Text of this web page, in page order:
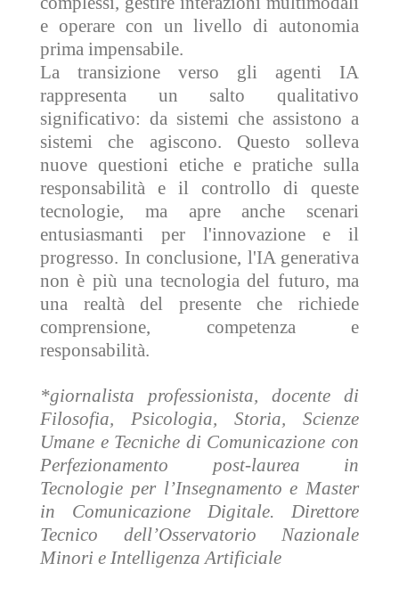
e operare con un livello di autonomia
prima impensabile.
La transizione verso gli agenti IA
rappresenta un salto qualitativo
significativo: da sistemi che assistono a
sistemi che agiscono. Questo solleva
nuove questioni etiche e pratiche sulla
responsabilità e il controllo di queste
tecnologie, ma apre anche scenari
entusiasmanti per l'innovazione e il
progresso. In conclusione, l'IA generativa
non è più una tecnologia del futuro, ma
una realtà del presente che richiede
comprensione, competenza e
responsabilità.
*giornalista professionista, docente di
Filosofia, Psicologia, Storia, Scienze
Umane e Tecniche di Comunicazione con
Perfezionamento post-laurea in
Tecnologie per l’Insegnamento e Master
in Comunicazione Digitale. Direttore
Tecnico dell’Osservatorio Nazionale
Minori e Intelligenza Artificiale